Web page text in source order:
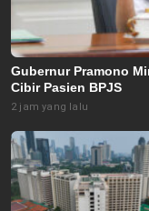
Gubernur Pramono
Cibir Pasien BPJS
2 jam yang lalu